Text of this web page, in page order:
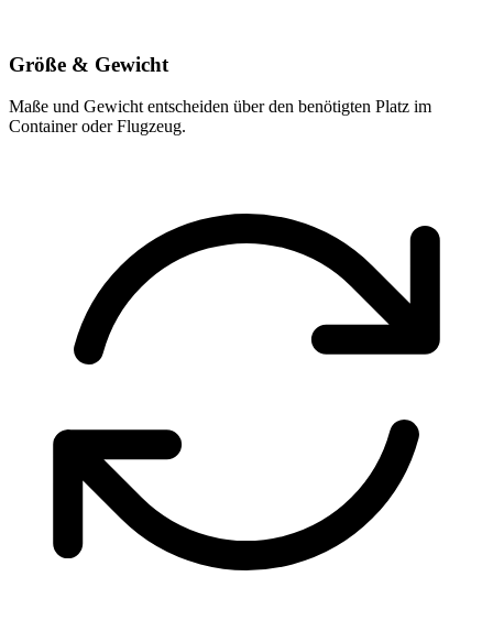
Größe & Gewicht
Maße und Gewicht entscheiden über den benötigten Platz im
Container oder Flugzeug.